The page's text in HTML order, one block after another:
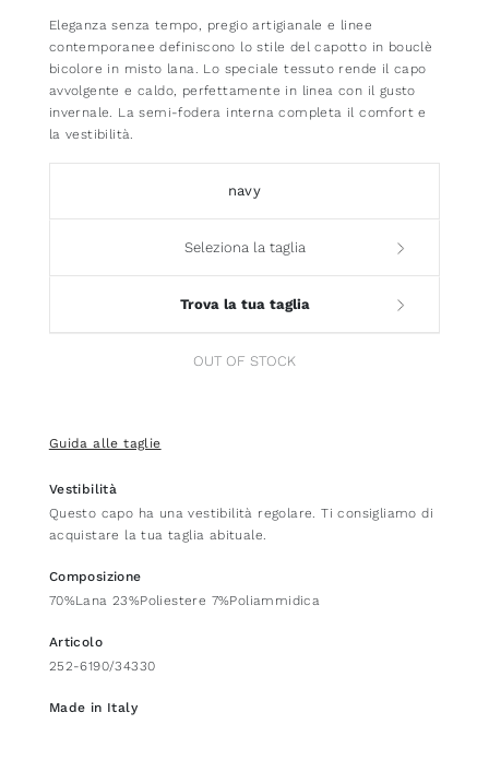
Eleganza senza tempo, pregio artigianale e linee
contemporanee definiscono lo stile del capotto in bouclè
bicolore in misto lana. Lo speciale tessuto rende il capo
avvolgente e caldo, perfettamente in linea con il gusto
invernale. La semi-fodera interna completa il comfort e
la vestibilità.
navy
Seleziona la taglia
Trova la tua taglia
OUT OF STOCK
Guida alle taglie
Vestibilità
Questo capo ha una vestibilità regolare. Ti consigliamo di
acquistare la tua taglia abituale.
Composizione
70%Lana 23%Poliestere 7%Poliammidica
Articolo
252-6190/34330
Made in Italy